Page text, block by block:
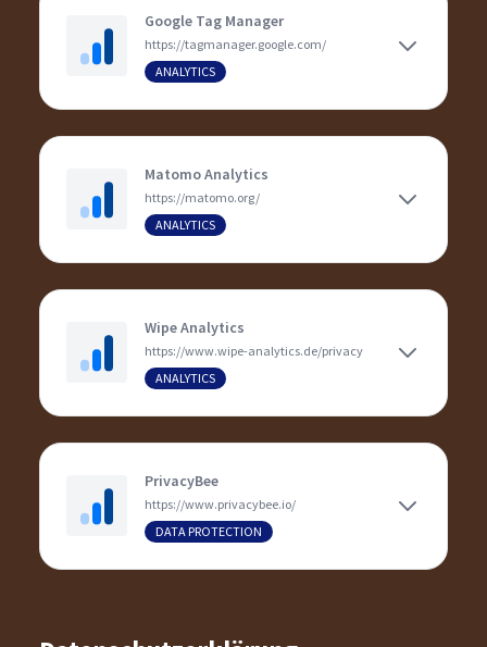
Google Tag Manager
https://tagmanager.google.com/
ANALYTICS
Matomo Analytics
https://matomo.org/
ANALYTICS
Wipe Analytics
https://www.wipe-analytics.de/privacy
ANALYTICS
PrivacyBee
https://www.privacybee.io/
DATA PROTECTION